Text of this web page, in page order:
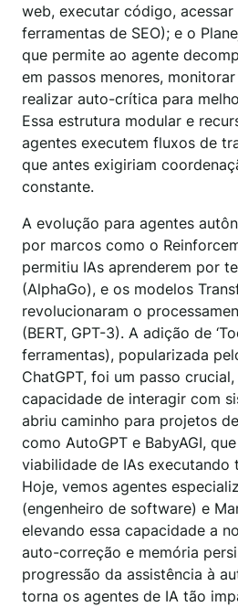
web, executar código, acessar
ferramentas de SEO); e o
que permite ao agente
em passos menores,
realizar auto-crítica para
Essa estrutura modular e
agentes executem fluxos de
que antes exigiriam
constante.
A evolução para agentes
por marcos como o
permitiu IAs aprenderem por
(AlphaGo), e os modelos
revolucionaram o
(BERT, GPT-3). A adição de
ferramentas), popularizada
ChatGPT, foi um passo
capacidade de interagir com
abriu caminho para projetos
como AutoGPT e BabyAGI,
viabilidade de IAs executando
Hoje, vemos agentes
(engenheiro de software) e
elevando essa capacidade a
auto-correção e memória
progressão da assistência à
torna os agentes de IA tão